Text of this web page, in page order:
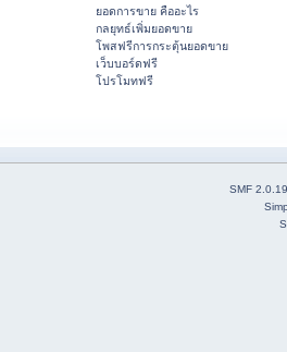
ยอดการขาย คืออะไร
กลยุทธ์เพิ่มยอดขาย
โพสฟรีการกระตุ้นยอดขาย
เว็บบอร์ดฟรี
โปรโมทฟรี
SMF 2.0.19